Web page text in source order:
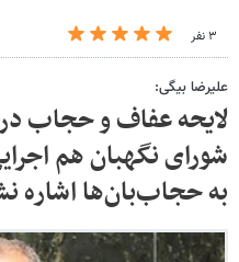
۳ نفر
علیرضا بیگی:
لایحه عفاف و حجاب
شورای نگهبان هم
به حجاب‌بان‌ها اشاره